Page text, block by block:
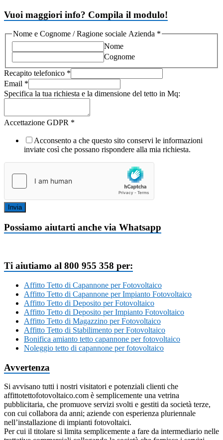
Vuoi maggiori info? Compila il modulo!
Nome e Cognome / Ragione sociale Azienda *
Nome
Cognome
Recapito telefonico *
Email *
Specifica la tua richiesta e la dimensione del tetto in Mq:
Accettazione GDPR *
Acconsento a che questo sito conservi le informazioni
inviate così che possano rispondere alla mia richiesta.
Invia
Possiamo aiutarti anche via Whatsapp
Ti aiutiamo al 800 955 358 per:
Affitto Tetto di Capannone per Fotovoltaico
Affitto Tetto di Capannone per Impianto Fotovoltaico
Affitto Tetto di Deposito per Fotovoltaico
Affitto Tetto di Deposito per Impianto Fotovoltaico
Affitto Tetto di Magazzino per Fotovoltaico
Affitto Tetto di Stabilimento per Fotovoltaico
Bonifica amianto tetto capannone per fotovoltaico
Noleggio tetto di capannone per fotovoltaico
Avvertenza
Si avvisano tutti i nostri visitatori e potenziali clienti che
affittotettofotovoltaico.com è semplicemente una vetrina
pubblicitaria, che promuove servizi svolti e gestiti da società terze,
con cui collabora da anni; aziende con esperienza pluriennale
nell’installazione di impianti fotovoltaici.
Per cui il titolare si limita semplicemente a fare da intermediario nelle